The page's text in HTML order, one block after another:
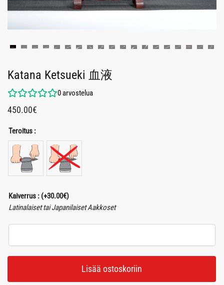
Katana Ketsueki 血液
0arvostelua
450.00€
Teroitus :
Kaiverrus : (+30.00€)
Latinalaiset tai Japanilaiset Aakkoset
Lisää ostoskoriin